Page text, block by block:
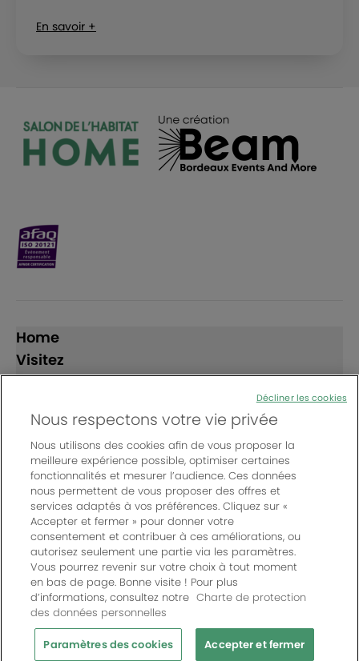
En savoir +
Home
Visitez
Exposez
Suivez-nous
© Bordeaux Events And More | Rue Jean Samazeuilh - CS
20088 - 33070 Bordeaux cedex - France
Un événement organisé par Bordeaux Events And More
Charte de protection des données personnelles
Règlement général des manifestations
Mentions légales|Paramètres des cookies
Nous respectons votre vie privée
Nous utilisons des cookies afin de vous proposer la
meilleure expérience possible, optimiser certaines
fonctionnalités et mesurer l’audience. Ces données
nous permettent de vous proposer des offres et
services adaptés à vos préférences. Cliquez sur «
Accepter et fermer » pour donner votre
consentement et contribuer à ces améliorations, ou
autorisez seulement une partie via les paramètres.
Vous pourrez revenir sur votre choix à tout moment
en bas de page. Bonne visite ! Pour plus
d’informations, consultez notre Charte de protection
des données personnelles
Paramètres des cookies Accepter et fermer
Décliner les cookies